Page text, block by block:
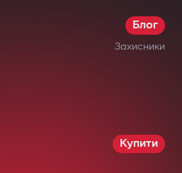
Блог
Захисники
Купити